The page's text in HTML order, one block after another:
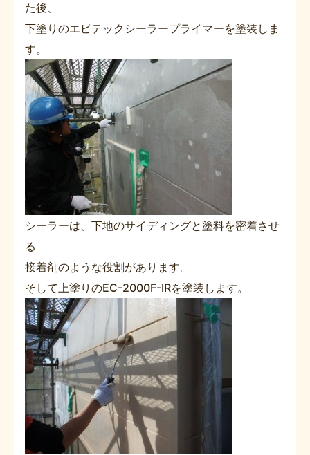
た後、
下塗りのエピテックシーラープライマーを塗装しま
す。
シーラーは、下地のサイディングと塗料を密着させ
る
接着剤のような役割があります。
そして上塗りのEC-2000F-IRを塗装します。